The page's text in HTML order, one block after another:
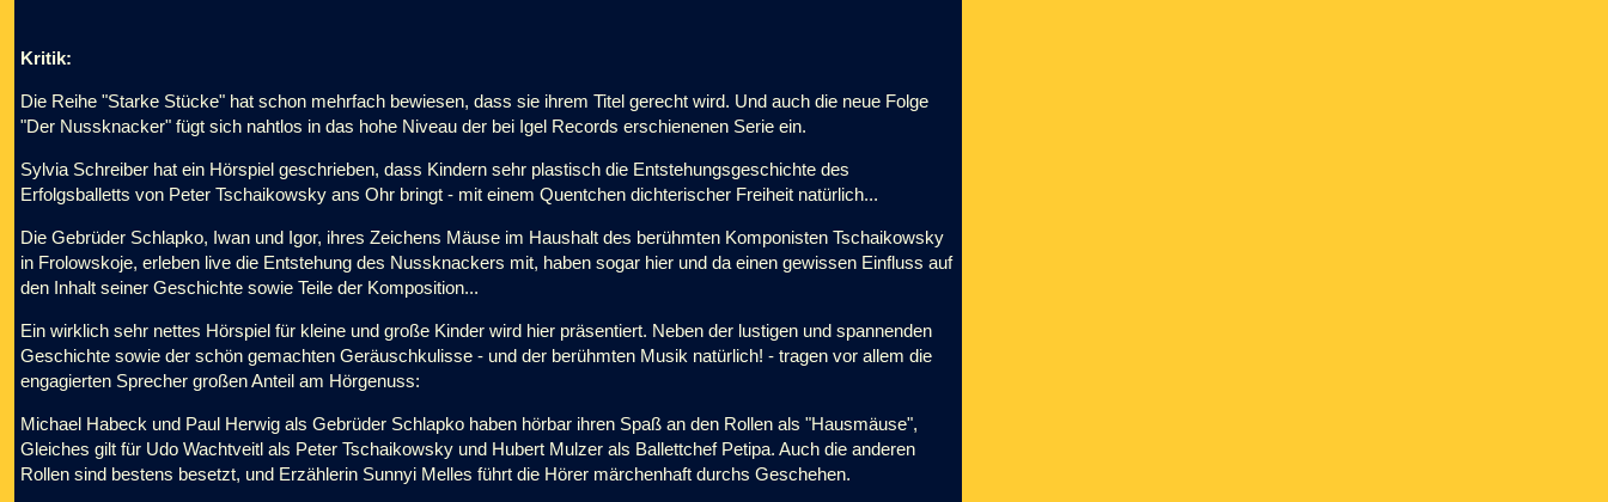
Kritik:
Die Reihe "Starke Stücke" hat schon mehrfach bewiesen, dass sie ihrem Titel gerecht wird. Und auch die neue Folge
"Der Nussknacker" fügt sich nahtlos in das hohe Niveau der bei Igel Records erschienenen Serie ein.
Sylvia Schreiber hat ein Hörspiel geschrieben, dass Kindern sehr plastisch die Entstehungsgeschichte des
Erfolgsballetts von Peter Tschaikowsky ans Ohr bringt - mit einem Quentchen dichterischer Freiheit natürlich...
Die Gebrüder Schlapko, Iwan und Igor, ihres Zeichens Mäuse im Haushalt des berühmten Komponisten Tschaikowsky
in Frolowskoje, erleben live die Entstehung des Nussknackers mit, haben sogar hier und da einen gewissen Einfluss auf
den Inhalt seiner Geschichte sowie Teile der Komposition...
Ein wirklich sehr nettes Hörspiel für kleine und große Kinder wird hier präsentiert. Neben der lustigen und spannenden
Geschichte sowie der schön gemachten Geräuschkulisse - und der berühmten Musik natürlich! - tragen vor allem die
engagierten Sprecher großen Anteil am Hörgenuss:
Michael Habeck und Paul Herwig als Gebrüder Schlapko haben hörbar ihren Spaß an den Rollen als "Hausmäuse",
Gleiches gilt für Udo Wachtveitl als Peter Tschaikowsky und Hubert Mulzer als Ballettchef Petipa. Auch die anderen
Rollen sind bestens besetzt, und Erzählerin Sunnyi Melles führt die Hörer märchenhaft durchs Geschehen.